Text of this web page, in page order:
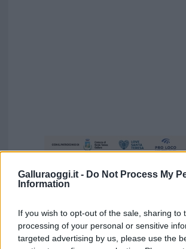
Galluraoggi.it - Do Not Process My
Information
If you wish to opt-out of the sale, sharing to
processing of your personal or sensitive
targeted advertising by us, please use the